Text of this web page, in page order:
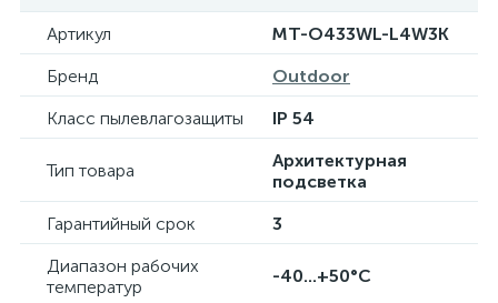
Артикул
MT-O433WL-L4W3K
Бренд
Outdoor
Класс пылевлагозащиты
IP 54
Тип товара
Архитектурная
подсветка
Гарантийный срок
3
Диапазон рабочих
температур
-40...+50°C